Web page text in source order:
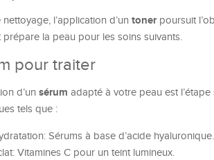
l’application d’un tonerpoursuit
prépare la peau pour les soins suivants.
pour traiter
d’un sérum adapté à votre peau est
tels que :
Sérums à base d’acide hyaluronique.
Vitamines C pour un teint lumineux.